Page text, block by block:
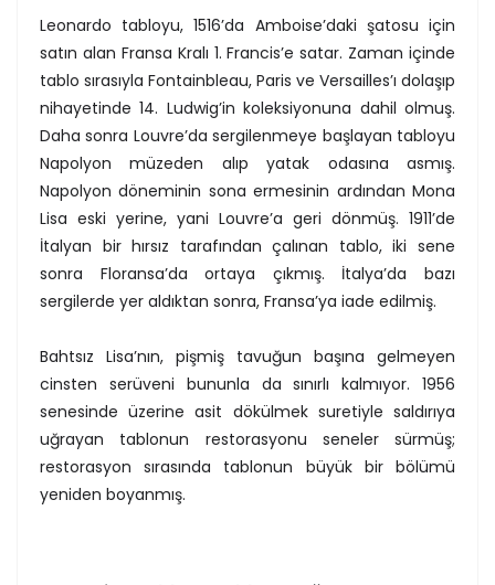
Leonardo tabloyu, 1516’da Amboise’daki şatosu için
satın alan Fransa Kralı 1. Francis’e satar. Zaman içinde
tablo sırasıyla Fontainbleau, Paris ve Versailles’ı dolaşıp
nihayetinde 14. Ludwig’in koleksiyonuna dahil olmuş.
Daha sonra Louvre’da sergilenmeye başlayan tabloyu
Napolyon müzeden alıp yatak odasına asmış.
Napolyon döneminin sona ermesinin ardından Mona
Lisa eski yerine, yani Louvre’a geri dönmüş. 1911’de
İtalyan bir hırsız tarafından çalınan tablo, iki sene
sonra Floransa’da ortaya çıkmış. İtalya’da bazı
sergilerde yer aldıktan sonra, Fransa’ya iade edilmiş.
Bahtsız Lisa’nın, pişmiş tavuğun başına gelmeyen
cinsten serüveni bununla da sınırlı kalmıyor. 1956
senesinde üzerine asit dökülmek suretiyle saldırıya
uğrayan tablonun restorasyonu seneler sürmüş;
restorasyon sırasında tablonun büyük bir bölümü
yeniden boyanmış.